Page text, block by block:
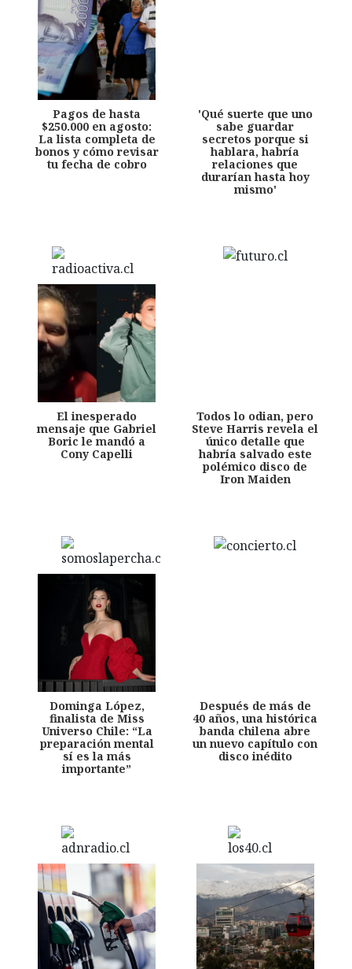
Pagos de hasta
$250.000 en agosto:
La lista completa de
bonos y cómo revisar
tu fecha de cobro
'Qué suerte que uno
sabe guardar
secretos porque si
hablara, habría
relaciones que
durarían hasta hoy
mismo'
El inesperado
mensaje que Gabriel
Boric le mandó a
Cony Capelli
Todos lo odian, pero
Steve Harris revela el
único detalle que
habría salvado este
polémico disco de
Iron Maiden
Dominga López,
finalista de Miss
Universo Chile: “La
preparación mental
sí es la más
importante”
Después de más de
40 años, una histórica
banda chilena abre
un nuevo capítulo con
disco inédito